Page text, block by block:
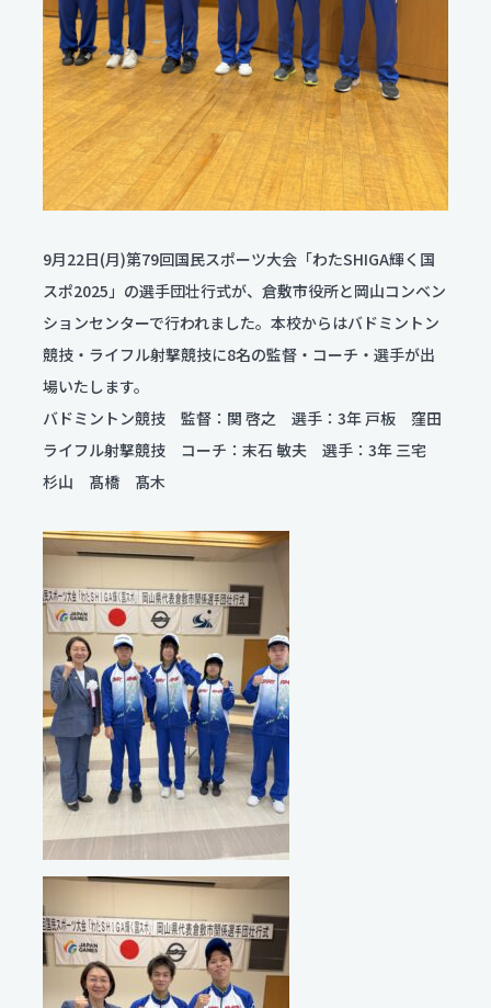
専攻科（専攻科課程）
資料請求
よくある質問
学校評価
交通アクセス
教職員募集
関連リンク
個人情報保護方針
サイトポリシー
9月22日(月)第79回国民スポーツ大会「わたSHIGA輝く国
スポ2025」の選手団壮行式が、倉敷市役所と岡山コンベン
ションセンターで行われました。本校からはバドミントン
競技・ライフル射撃競技に8名の監督・コーチ・選手が出
場いたします。
バドミントン競技 監督：関 啓之 選手：3年 戸板 窪田
ライフル射撃競技 コーチ：末石 敏夫 選手：3年 三宅
杉山 髙橋 髙木